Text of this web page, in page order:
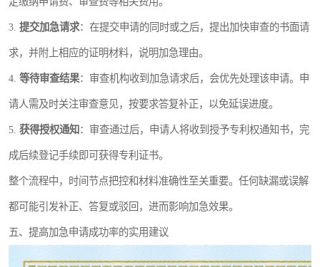
3. 提交加急请求：在提交申请的同时或之后，提出加快审查的书面请
求，并附上相应的证明材料，说明加急理由。
4. 等待审查结果：审查机构收到加急请求后，会优先处理该申请。申
请人需及时关注审查意见，按要求答复补正，以免延误进度。
5. 获得授权通知 ：审查通过后，申请人将收到授予专利权通知书，完
成后续登记手续即可获得专利证书。
整个流程中，时间节点把控和材料准确性至关重要。任何缺漏或误解
都可能引发补正、答复或驳回，进而影响加急效果。
五、提高加急申请成功率的实用建议